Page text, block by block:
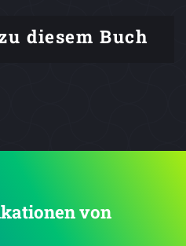
diesem Buch
von